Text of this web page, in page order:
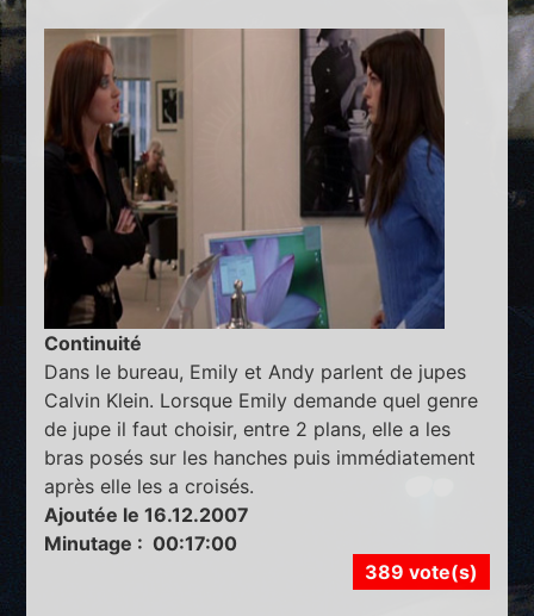
Continuité
Dans le bureau, Emily et Andy parlent de jupes
Calvin Klein. Lorsque Emily demande quel genre
de jupe il faut choisir, entre 2 plans, elle a les
bras posés sur les hanches puis immédiatement
après elle les a croisés.
Ajoutée le 16.12.2007
Minutage : 00:17:00
389 vote(s)